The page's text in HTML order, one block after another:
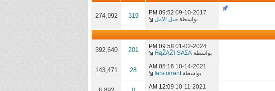
09-10-2017
09:52 PM
بواسطة جبل الامل 319
274,992
01-02-2024
09:58 PM
بواسطة ĤąŽĄŽΊ SAΣA
201
392,640
10-14-2021
05:16 AM
بواسطةfarstorrent
28
143,471
10-11-2021
12:09 AM